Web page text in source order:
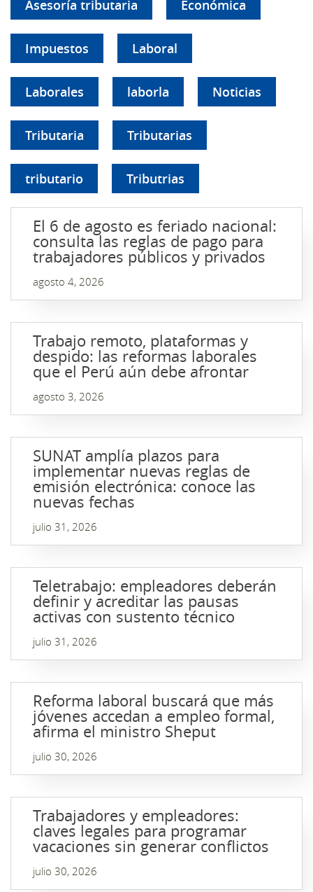
Asesoría tributaria Económica
Impuestos Laboral
Laborales laborla Noticias
Tributaria Tributarias
tributario Tributrias
El 6 de agosto es feriado nacional:
consulta las reglas de pago para
trabajadores públicos y privados
agosto 4, 2026
Trabajo remoto, plataformas y
despido: las reformas laborales
que el Perú aún debe afrontar
agosto 3, 2026
SUNAT amplía plazos para
implementar nuevas reglas de
emisión electrónica: conoce las
nuevas fechas
julio 31, 2026
Teletrabajo: empleadores deberán
definir y acreditar las pausas
activas con sustento técnico
julio 31, 2026
Reforma laboral buscará que más
jóvenes accedan a empleo formal,
afirma el ministro Sheput
julio 30, 2026
Trabajadores y empleadores:
claves legales para programar
vacaciones sin generar conflictos
julio 30, 2026